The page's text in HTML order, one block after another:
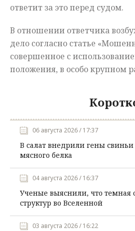
ответит за этоперед судом.
В отношении ответчика
дело согласно статье «
совершенное с
положения, в особокрупном
06 августа 2026 / 17:37
В салат внедрили гены
мясного белка
04 августа 2026 / 16:37
Ученые выяснили, что темная
структур во Вселенной
03 августа 2026 / 16:22